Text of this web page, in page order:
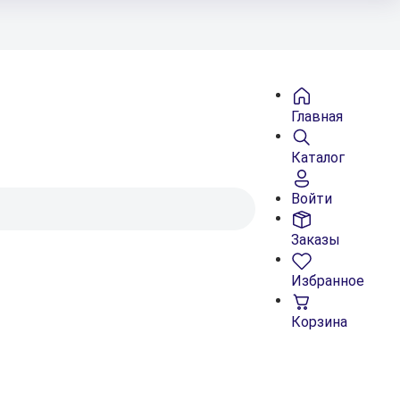
Главная
Каталог
Войти
Заказы
Избранное
Корзина